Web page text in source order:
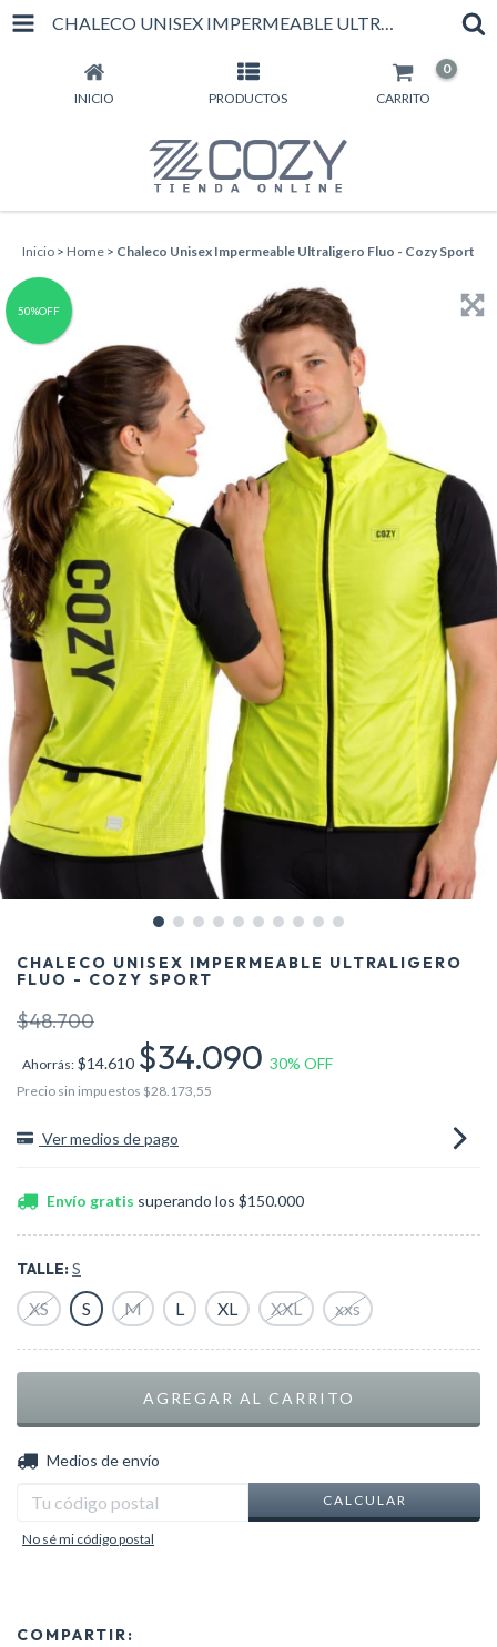
CHALECO UNISEX IMPERMEABLE ULTRALIGERO FLUO - COZY SPORT
INICIO PRODUCTOS CARRITO
0
Inicio > Home > Chaleco Unisex Impermeable Ultraligero Fluo - Cozy Sport
50%OFF
CHALECO UNISEX IMPERMEABLE ULTRALIGERO
FLUO - COZY SPORT
$48.700
Ahorrás: $14.610 $34.090 30% OFF
Precio sin impuestos $28.173,55
Ver medios de pago
Envío gratis superando los $150.000
TALLE:S
XS S M L XL XXL xxs
Entregas para el CP:
Medios de envío
CALCULAR
No sé mi código postal
COMPARTIR: